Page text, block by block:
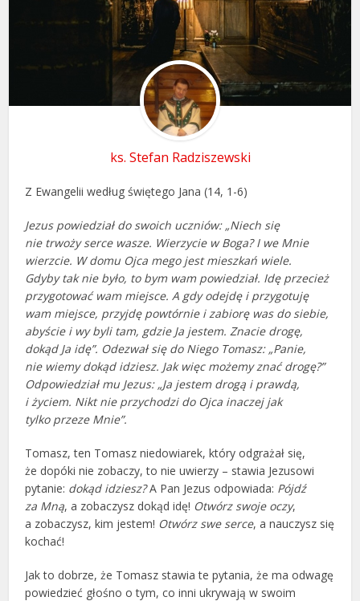
ks. Stefan Radziszewski
Z Ewangelii według świętego Jana (14, 1-6)
Jezus powiedział do swoich uczniów: „Niech się
nie trwoży serce wasze. Wierzycie w Boga? I we Mnie
wierzcie. W domu Ojca mego jest mieszkań wiele.
Gdyby tak nie było, to bym wam powiedział. Idę przecież
przygotować wam miejsce. A gdy odejdę i przygotuję
wam miejsce, przyjdę powtórnie i zabiorę was do siebie,
abyście i wy byli tam, gdzie Ja jestem. Znacie drogę,
dokąd Ja idę”. Odezwał się do Niego Tomasz: „Panie,
nie wiemy dokąd idziesz. Jak więc możemy znać drogę?”
Odpowiedział mu Jezus: „Ja jestem drogą i prawdą,
i życiem. Nikt nie przychodzi do Ojca inaczej jak
tylko przeze Mnie”.
Tomasz, ten Tomasz niedowiarek, który odgrażał się,
że dopóki nie zobaczy, to nie uwierzy – stawia Jezusowi
pytanie: dokąd idziesz?A Pan Jezus odpowiada: Pójdź
za Mną, a zobaczysz dokąd idę! Otwórz swoje oczy,
a zobaczysz, kim jestem! Otwórz swe serce, a nauczysz się
kochać!
Jak to dobrze, że Tomasz stawia te pytania, że ma odwagę
powiedzieć głośno o tym, co inni ukrywają w swoim